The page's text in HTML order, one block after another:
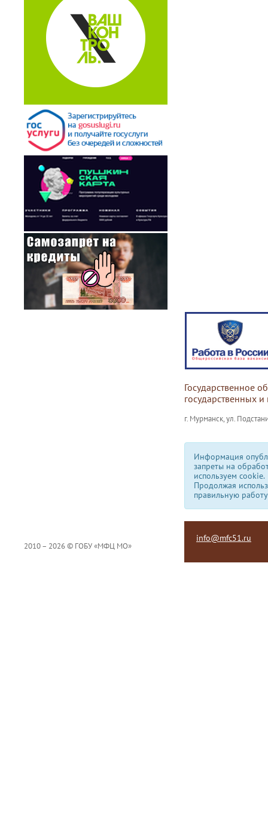
Государственное
государственных
г. Мурманск, ул.
Информация
запреты на
используем сookie.
Продолжая
правильную
2010 – 2026 © ГОБУ «МФЦ МО»
info@mfc51.ru